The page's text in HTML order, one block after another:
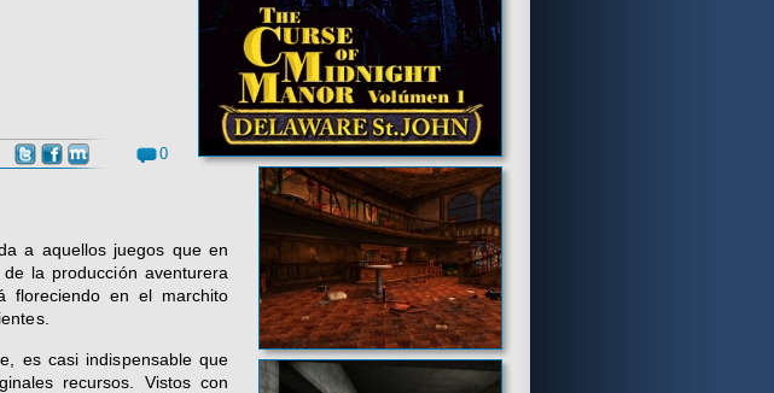
0
Introducción
a aquellos juegos que en
la producción aventurera
floreciendo en el marchito
es casi indispensable que
recursos. Vistos con